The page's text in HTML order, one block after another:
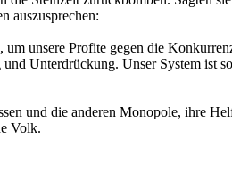
auszusprechen:
unsere Profite gegen die
Unterdrückung. Unser System ist
und die anderen Monopole, ihre
Volk.